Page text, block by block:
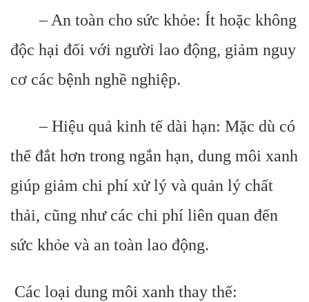
– An toàn cho sức khỏe: Ít hoặc không
độc hại đối với người lao động, giảm nguy
cơ các bệnh nghề nghiệp.
– Hiệu quả kinh tế dài hạn: Mặc dù có
thể đắt hơn trong ngắn hạn, dung môi xanh
giúp giảm chi phí xử lý và quản lý chất
thải, cũng như các chi phí liên quan đến
sức khỏe và an toàn lao động.
Các loại dung môi xanh thay thế: